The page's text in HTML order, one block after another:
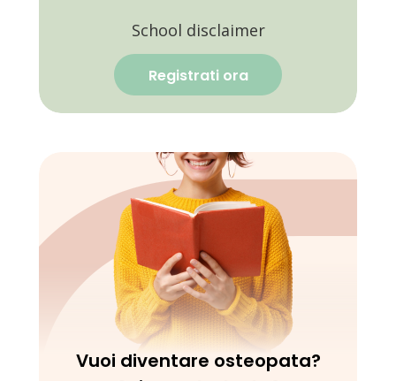
School disclaimer
Registrati ora
Vuoi diventare osteopata?